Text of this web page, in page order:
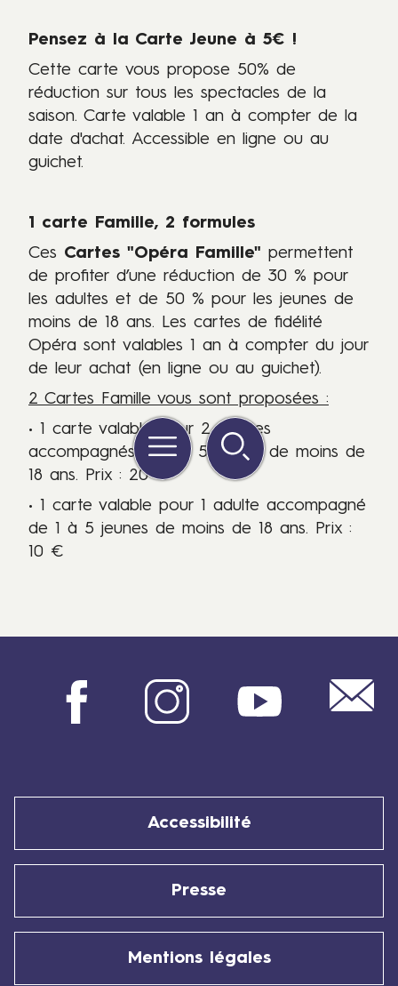
Pensez à la Carte Jeune à 5€ !
Cette carte vous propose 50% de
réduction sur tous les spectacles de la
saison. Carte valable 1 an à compter de la
date d'achat. Accessible en ligne ou au
guichet.
1 carte Famille, 2 formules
Ces Cartes "Opéra Famille" permettent
de profiter d’une réduction de 30 % pour
les adultes et de 50 % pour les jeunes de
moins de 18 ans. Les cartes de fidélité
Opéra sont valables 1 an à compter du jour
de leur achat (en ligne ou au guichet).
2 Cartes Famille vous sont proposées :
• 1 carte valable pour 2 adultes
accompagnés de 1 à 5 jeunes de moins de
18 ans. Prix : 20 €
• 1 carte valable pour 1 adulte accompagné
de 1 à 5 jeunes de moins de 18 ans. Prix :
10 €
Accessibilité
Presse
Mentions légales
Quick
links
Menu Rechercher